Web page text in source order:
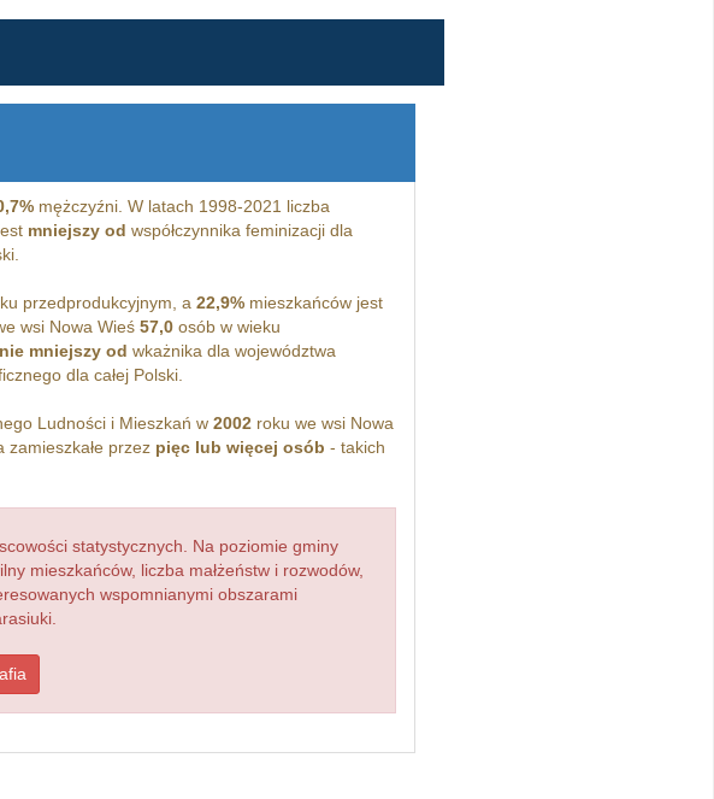
mężczyźni. W latach 1998-2021 liczba
mniejszy od współczynnika feminizacji dla
przedprodukcyjnym, a 22,9%mieszkańców jest
wsi Nowa Wieś 57,0osób w wieku
mniejszy od wkażnika dla województwa
dla całej Polski.
Ludności i Mieszkań w 2002roku we wsi Nowa
przez pięc lub więcej osób - takich
statystycznych. Na poziomie gminy
mieszkańców, liczba małżeństw i rozwodów,
wspomnianymi obszarami